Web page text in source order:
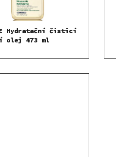
Hydratační čisticí
olej 473 ml